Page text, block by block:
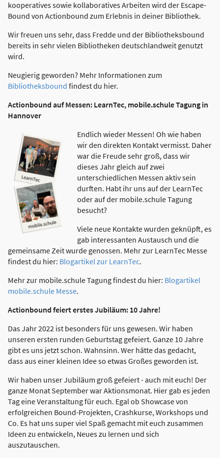
kooperatives sowie kollaboratives Arbeiten wird der Escape-
Bound von Actionbound zum Erlebnis in deiner Bibliothek.
Wir freuen uns sehr, dass Fredde und der Bibliotheksbound
bereits in sehr vielen Bibliotheken deutschlandweit genutzt
wird.
Neugierig geworden? Mehr Informationen zum
Bibliotheksbound findest du hier.
Actionbound auf Messen: LearnTec, mobile.schule Tagung in
Hannover
Endlich wieder Messen! Oh wie haben
wir den direkten Kontakt vermisst. Daher
war die Freude sehr groß, dass wir
dieses Jahr gleich auf zwei
unterschiedlichen Messen aktiv sein
durften. Habt ihr uns auf der LearnTec
oder auf der mobile.schule Tagung
besucht?
Viele neue Kontakte wurden geknüpft, es
gab interessanten Austausch und die
gemeinsame Zeit wurde genossen. Mehr zur LearnTec Messe
findest du hier: Blogartikel zur LearnTec.
Mehr zur mobile.schule Tagung findest du hier: Blogartikel
mobile.schule Messe.
Actionbound feiert erstes Jubiläum: 10 Jahre!
Das Jahr 2022 ist besonders für uns gewesen. Wir haben
unseren ersten runden Geburtstag gefeiert. Ganze 10 Jahre
gibt es uns jetzt schon. Wahnsinn. Wer hätte das gedacht,
dass aus einer kleinen Idee so etwas Großes geworden ist.
Wir haben unser Jubiläum groß gefeiert - auch mit euch! Der
ganze Monat September war Aktionsmonat. Hier gab es jeden
Tag eine Veranstaltung für euch. Egal ob Showcase von
erfolgreichen Bound-Projekten, Crashkurse, Workshops und
Co. Es hat uns super viel Spaß gemacht mit euch zusammen
Ideen zu entwickeln, Neues zu lernen und sich
auszutauschen.